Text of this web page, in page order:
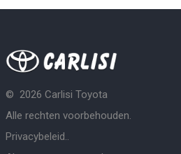
©2026 Carlisi Toyota
Alle rechten voorbehouden.
Privacybeleid..